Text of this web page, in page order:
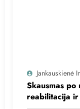
Jankauskienė
Skausmas po
reabilitacija ir